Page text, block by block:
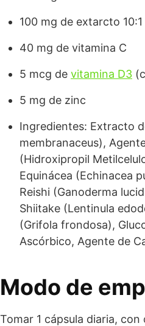
100 mg de extarcto
40 mg de vitamina C
5 mcg de vitamina D3
5 mg de zinc
Ingredientes: Extracto
membranaceus),
(Hidroxipropil
Equinácea (Echinacea
Reishi (Ganoderma
Shiitake (Lentinula
(Grifola frondosa),
Ascórbico, Agente de
Modo de
Tomar 1 cápsula diaria, con